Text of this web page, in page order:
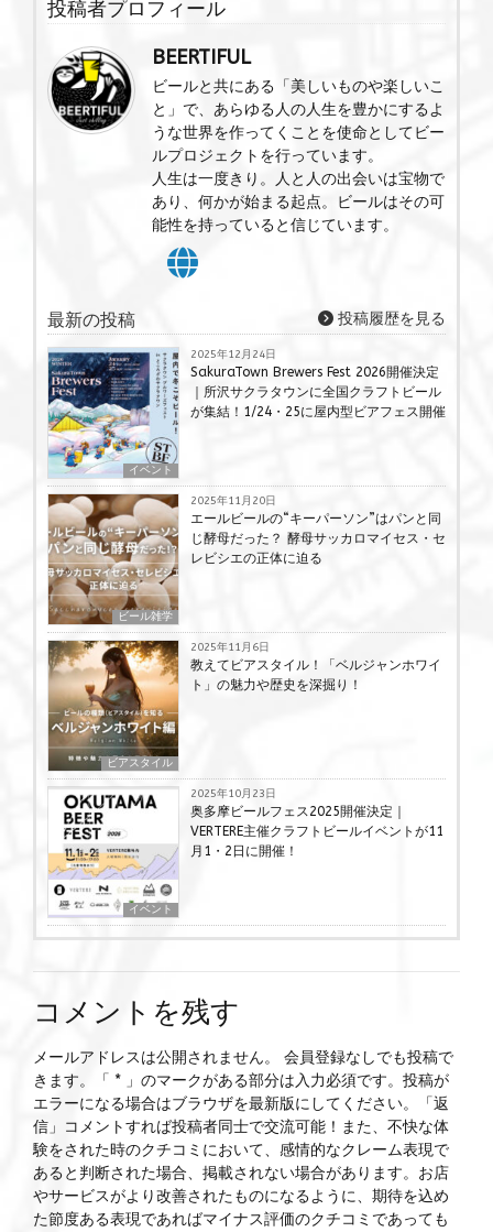
投稿者プロフィール
BEERTIFUL
ビールと共にある「美しいものや楽しいこ
と」で、あらゆる人の人生を豊かにするよ
うな世界を作ってくことを使命としてビー
ルプロジェクトを行っています。
人生は一度きり。人と人の出会いは宝物で
あり、何かが始まる起点。ビールはその可
能性を持っていると信じています。
最新の投稿 投稿履歴を見る
イベント
2025年12月24日
SakuraTown Brewers Fest 2026開催決定
｜所沢サクラタウンに全国クラフトビール
が集結！1/24・25に屋内型ビアフェス開催
ビール雑学
2025年11月20日
エールビールの“キーパーソン”はパンと同
じ酵母だった？ 酵母サッカロマイセス・セ
レビシエの正体に迫る
ビアスタイル
2025年11月6日
教えてビアスタイル！「ベルジャンホワイ
ト」の魅力や歴史を深掘り！
イベント
2025年10月23日
奥多摩ビールフェス2025開催決定｜
VERTERE主催クラフトビールイベントが11
月1・2日に開催！
コメントを残す
メールアドレスは公開されません。 会員登録なしでも投稿で
きます。「 * 」のマークがある部分は入力必須です。投稿が
エラーになる場合はブラウザを最新版にしてください。「返
信」コメントすれば投稿者同士で交流可能！また、不快な体
験をされた時のクチコミにおいて、感情的なクレーム表現で
あると判断された場合、掲載されない場合があります。お店
やサービスがより改善されたものになるように、期待を込め
た節度ある表現であればマイナス評価のクチコミであっても